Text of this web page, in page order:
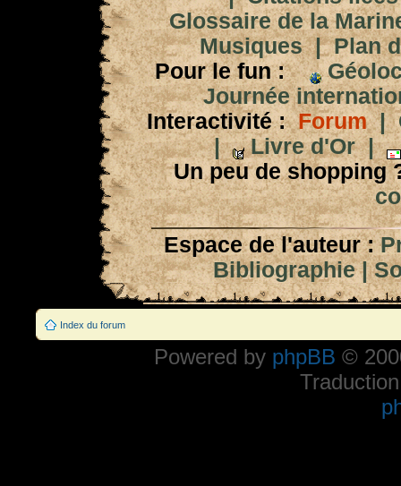
Glossaire de la
Musiques|Plan
Pour le fun :
Journée
Interactivité : Forum|
|
Livre d'Or|
Un peu de shopping
Espace de l'auteur :
Bibliographie|
Index du forum
Powered by phpBB ©